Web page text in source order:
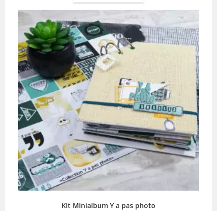
Kit Minialbum Y a pas photo